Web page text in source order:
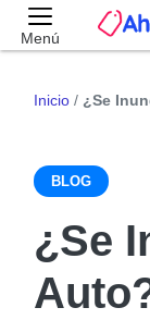
Menú
Inicio / ¿Se
BLOG
¿Se